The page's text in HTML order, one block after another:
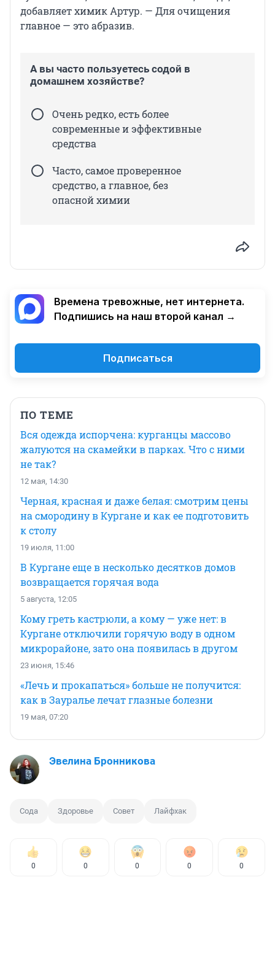
добавляет химик Артур. — Для очищения
главное — это абразив.
А вы часто пользуетесь содой в
домашнем хозяйстве?
Очень редко, есть более
современные и эффективные
средства
Часто, самое проверенное
средство, а главное, без
опасной химии
Времена тревожные, нет интернета.
Подпишись на наш второй канал →
Подписаться
ПО ТЕМЕ
Вся одежда испорчена: курганцы массово
жалуются на скамейки в парках. Что с ними
не так?
12 мая, 14:30
Черная, красная и даже белая: смотрим цены
на смородину в Кургане и как ее подготовить
к столу
19 июля, 11:00
В Кургане еще в несколько десятков домов
возвращается горячая вода
5 августа, 12:05
Кому греть кастрюли, а кому — уже нет: в
Кургане отключили горячую воду в одном
микрорайоне, зато она появилась в другом
23 июня, 15:46
«Лечь и прокапаться» больше не получится:
как в Зауралье лечат глазные болезни
19 мая, 07:20
Эвелина Бронникова
Сода Здоровье Совет Лайфхак
0 0 0 0 0